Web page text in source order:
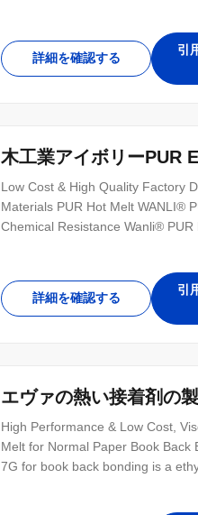
詳細を確認する
引
木工業アイボリーPUR
Low Cost & High Quality Factory
Materials PUR Hot Melt WANLI®
Chemical Resistance Wanli®
詳細を確認する
引
エヴァの熱い接着剤の
High Performance & Low Cost,
Melt for Normal Paper Book Back
7G for book back bonding is a